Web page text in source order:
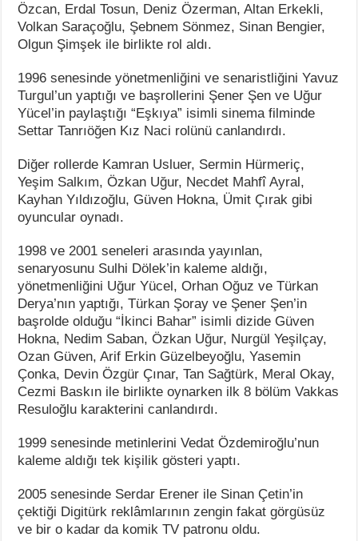
Özcan, Erdal Tosun, Deniz Özerman, Altan Erkekli,
Volkan Saraçoğlu, Şebnem Sönmez, Sinan Bengier,
Olgun Şimşek ile birlikte rol aldı.
1996 senesinde yönetmenliğini ve senaristliğini Yavuz
Turgul’un yaptığı ve başrollerini Şener Şen ve Uğur
Yücel’in paylaştığı “Eşkıya” isimli sinema filminde
Settar Tanrıöğen Kız Naci rolünü canlandırdı.
Diğer rollerde Kamran Usluer, Sermin Hürmeriç,
Yeşim Salkım, Özkan Uğur, Necdet Mahfî Ayral,
Kayhan Yıldızoğlu, Güven Hokna, Ümit Çırak gibi
oyuncular oynadı.
1998 ve 2001 seneleri arasında yayınlan,
senaryosunu Sulhi Dölek’in kaleme aldığı,
yönetmenliğini Uğur Yücel, Orhan Oğuz ve Türkan
Derya’nın yaptığı, Türkan Şoray ve Şener Şen’in
başrolde olduğu “İkinci Bahar” isimli dizide Güven
Hokna, Nedim Saban, Özkan Uğur, Nurgül Yeşilçay,
Ozan Güven, Arif Erkin Güzelbeyoğlu, Yasemin
Çonka, Devin Özgür Çınar, Tan Sağtürk, Meral Okay,
Cezmi Baskın ile birlikte oynarken ilk 8 bölüm Vakkas
Resuloğlu karakterini canlandırdı.
1999 senesinde metinlerini Vedat Özdemiroğlu’nun
kaleme aldığı tek kişilik gösteri yaptı.
2005 senesinde Serdar Erener ile Sinan Çetin’in
çektiği Digitürk reklâmlarının zengin fakat görgüsüz
ve bir o kadar da komik TV patronu oldu.